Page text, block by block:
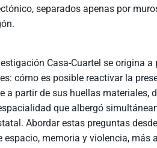
separados apenas por
Casa-Cuartel se origina
cómo es posible reactivar la
a partir de sus huellas materiales,
que albergó
Abordar estas preguntas
memoria y violencia, más